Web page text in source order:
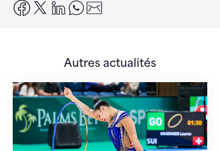
facebook
x linkedinwhatsapp
Autres actualités
Prochaine étape : les Championnats du monde